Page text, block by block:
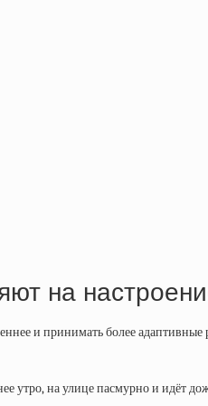
на
и принимать более адаптивные
утро, на улице пасмурно и идёт